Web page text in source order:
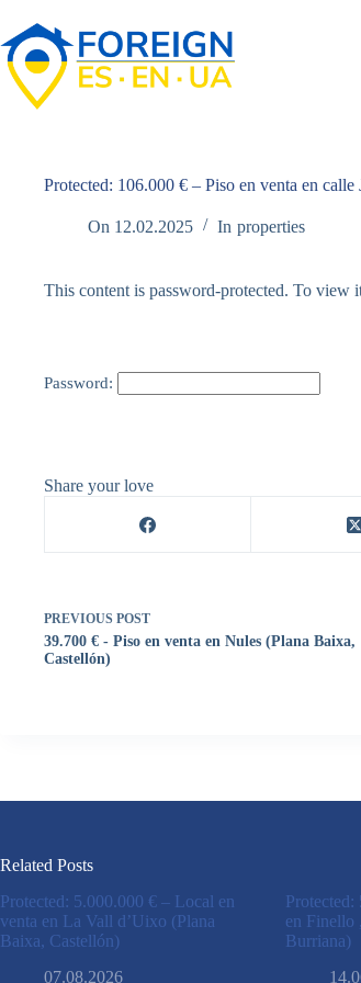
content
Protected: 106.000 € – Piso en venta en
On 12.02.2025 In properties
This content is password-protected. To view
Password:
Share your love
PREVIOUS POST
39.700 € - Piso en venta en Nules (Plana Baixa,
Castellón)
Related Posts
Protected: 5.000.000 € – Local en
venta en La Vall d’Uixo (Plana
Baixa, Castellón)
07.08.2026
Protected:
en Finello
Burriana)